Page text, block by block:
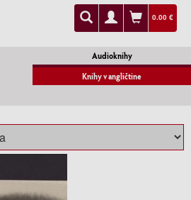
0.00 €
Audioknihy
Knihy v angličtine